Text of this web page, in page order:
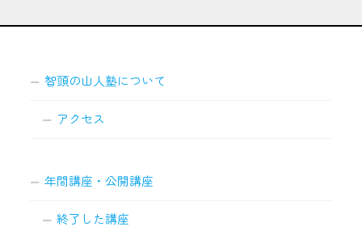
智頭の山人塾について
アクセス
年間講座・公開講座
終了した講座